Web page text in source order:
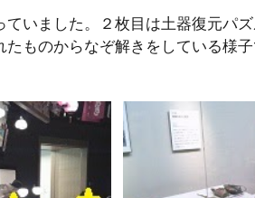
いました。２枚目は土器復元パ
ものからなぞ解きをしている様